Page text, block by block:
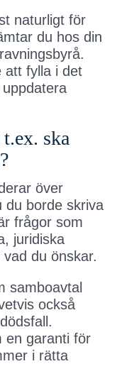
naturligt för
du hos din
att fylla i det
ska
över
du borde skriva
frågor som
juridiska
du önskar.
samboavtal
också
en garanti för
i rätta